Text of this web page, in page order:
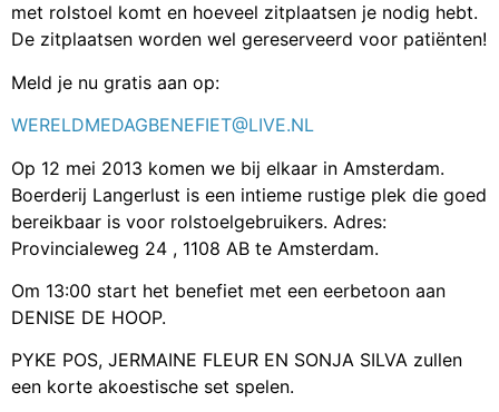
met rolstoel komt en hoeveel zitplaatsen je nodig hebt.
De zitplaatsen worden wel gereserveerd voor patiënten!
Meld je nu gratis aan op:
WERELDMEDAGBENEFIET@LIVE.NL
Op 12 mei 2013 komen we bij elkaar in Amsterdam.
Boerderij Langerlust is een intieme rustige plek die goed
bereikbaar is voor rolstoelgebruikers. Adres:
Provincialeweg 24 , 1108 AB te Amsterdam.
Om 13:00 start het benefiet met een eerbetoon aan
DENISE DE HOOP.
PYKE POS, JERMAINE FLEUR EN SONJA SILVA zullen
een korte akoestische set spelen.